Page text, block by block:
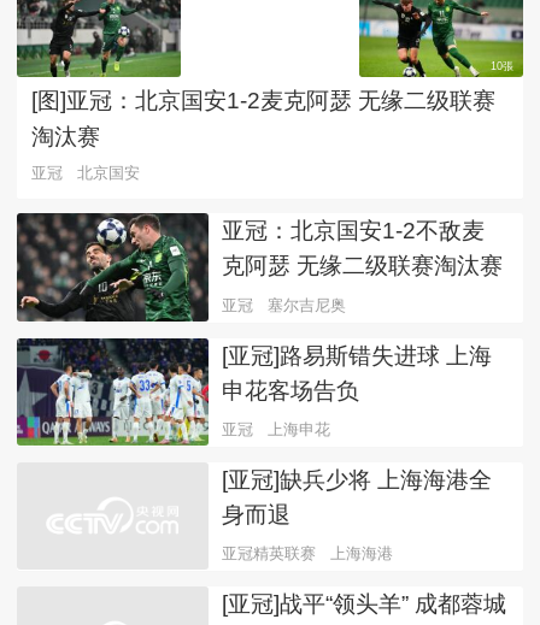
[图]亚冠：北京国安1-2麦克阿瑟 无缘二级联赛
淘汰赛
10張
亚冠 北京国安
亚冠：北京国安1-2不敌麦
克阿瑟 无缘二级联赛淘汰赛
亚冠 塞尔吉尼奥
[亚冠]路易斯错失进球 上海
申花客场告负
亚冠 上海申花
[亚冠]缺兵少将 上海海港全
身而退
亚冠精英联赛 上海海港
[亚冠]战平“领头羊” 成都蓉城